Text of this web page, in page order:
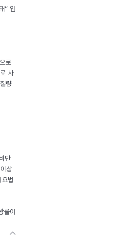
” 입
로
사
량
만
상
법
률이